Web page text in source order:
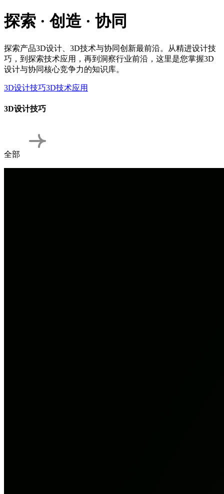
探索 · 创造 · 协同
探索产品3D设计、3D技术与协同创新最前沿。从精进设计技
巧，到探索技术应用，再到洞察行业前沿，这里是您掌握3D
设计与协同核心竞争力的知识库。
3D设计技巧3D技术应用
3D设计技巧
全部